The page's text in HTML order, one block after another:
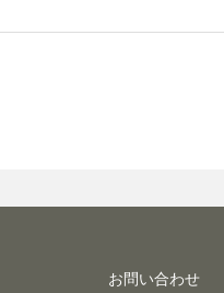
お問い合わせ